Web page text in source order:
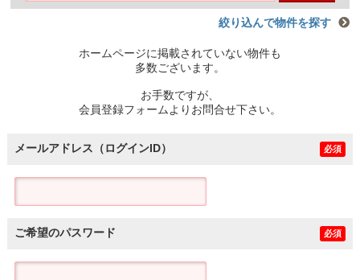
絞り込んで物件を探す
ホームページに掲載されていない物件も
多数ございます。
お手数ですが、
会員登録フォームよりお問合せ下さい。
メールアドレス（ログインID） 必須
ご希望のパスワード 必須